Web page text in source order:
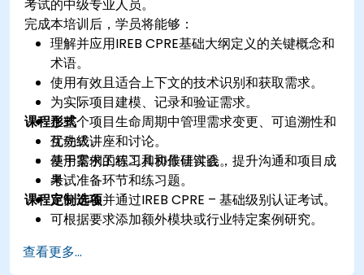
考试的中级专业人员。
完成本培训后，学员将能够：
理解并应用IREB CPRE基础大纲定义的关键概念和
术语。
使用有效且适合上下文的技术识别和获取需求。
为实际项目建模、记录和验证需求。
在整个项目生命周期中管理需求变更、可追溯性和
优先级。
使用需求工程工具和最佳实践，提升沟通和项目成
果。
充分准备并通过IREB CPRE – 基础级别认证考试。
课程形式
互动式讲座和讨论。
基于案例的练习和协作研讨会。
考试准备环节和练习题。
课程定制选项
可根据要求添加额外模块或行业特定案例研究。
查看更多...